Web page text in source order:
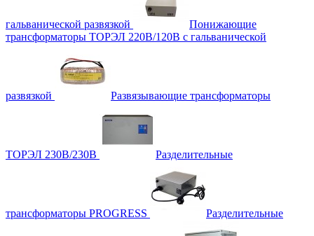
гальванической развязкой
Понижающие
трансформаторы ТОРЭЛ 220В/120В с гальванической
развязкой Развязывающие трансформаторы
ТОРЭЛ 230В/230В Разделительные
трансформаторы PROGRESS Разделительные